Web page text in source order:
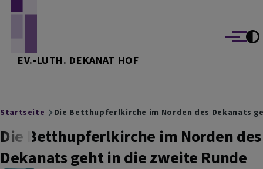
EV.-LUTH. DEKANAT HOF
Menü
Breadcrumb
Startseite Die Betthupferlkirche im Norden des Dekanats
Die Betthupferlkirche im Norden des
Dekanats geht in die zweite Runde